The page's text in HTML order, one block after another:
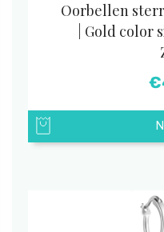
Oorbellen
| Gold color
€